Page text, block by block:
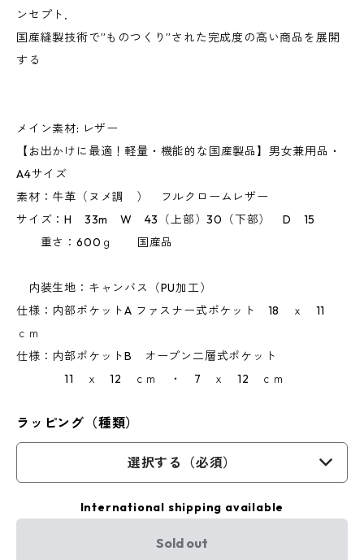
ンセプト．
国産縫製技術で”ものつくり”された完成度の高い商品を展開
する
メイン素材: レザー
【お出かけに最適！軽量・機能的な国産製品】男女兼用品・
A4サイズ
素材：牛革（ヌメ調 ） フルクロームレザー
サイズ：H 33m W 43（上部）30（下部） D 15
重さ：600ｇ 国産品
内装生地：キャンバス（PU加工）
仕様：内部ポケットA ファスナー式ポケット 18 ｘ 11
ｃｍ
仕様：内部ポケットB オープン二層式ポケット
11 ｘ 12 ｃｍ ・ 7 ｘ 12 ｃｍ
ラッピング（種類）
選択する（必須）
International shipping available
Sold out